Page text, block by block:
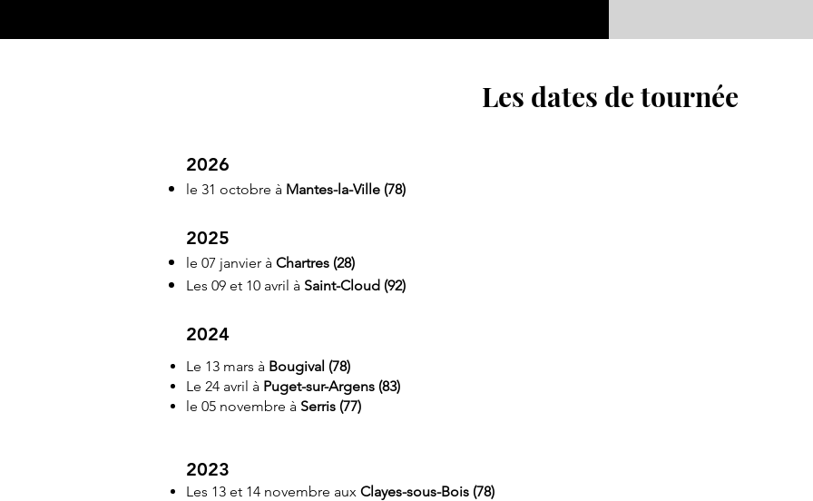
Les dates de tournée
202​6
le 31 octobre à Mantes-la-Ville (78)
2025
le 07 janvier à Chartres (28)
Les 09 et 10 avril à Saint-Cloud (92)
2024
Le 13 mars à Bougival (78)
Le 24 avril à Puget-sur-Argens (83)
le 05 novembre à Serris (77)
2023
Les 13 et 14 novembre aux Clayes-sous-Bois (78)